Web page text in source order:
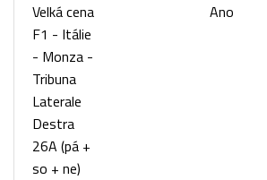
Velká cena
F1 - Itálie
- Monza -
Tribuna
Laterale
Destra
26A (pá +
so + ne)
Ano